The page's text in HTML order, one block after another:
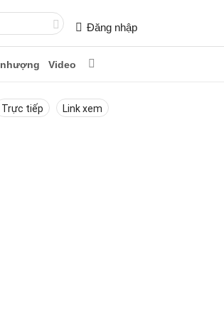
Đăng nhập
Video
Trực tiếp Link xem